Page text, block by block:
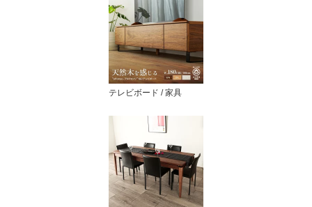
テレビボード / 家具